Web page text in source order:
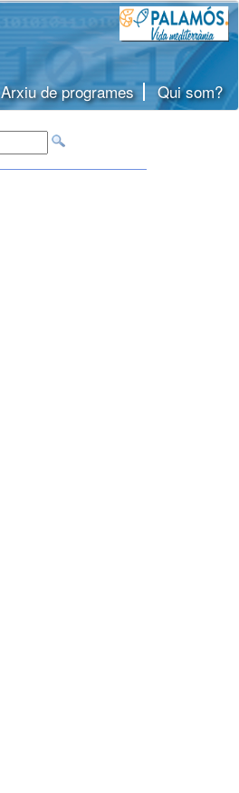
Arxiu de programes Qui som?